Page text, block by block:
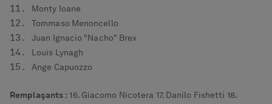
Monty Ioane
Tommaso Menoncello
Juan Ignacio "Nacho" Brex
Louis Lynagh
Ange Capuozzo
Remplaçants : 16. Giacomo Nicotera 17. Danilo Fishetti 18.